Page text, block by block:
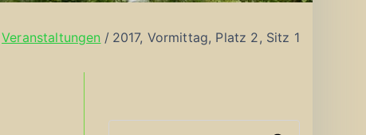
Veranstaltungen 2017, Vormittag, Platz 2, Sitz 1